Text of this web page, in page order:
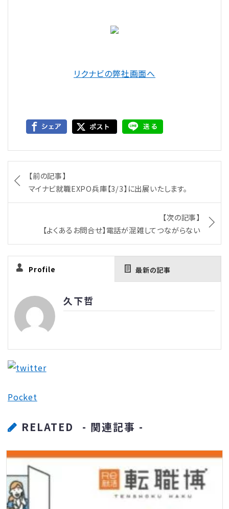
リクナビの弊社画面へ
【前の記事】
マイナビ就職EXPO兵庫【3/3】に出展いたします。
【次の記事】
【よくあるお問合せ】電話が混雑してつながらない
Profile 最新の記事
久下哲
Pocket
RELATED - 関連記事 -